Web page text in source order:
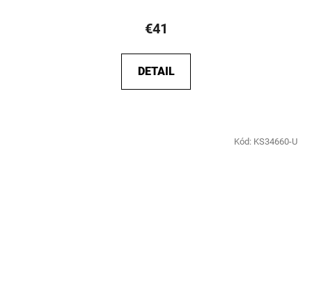
€41
DETAIL
Kód: KS34660-U